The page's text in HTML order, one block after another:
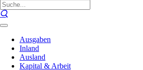
Ausgaben
Inland
Ausland
Kapital & Arbeit